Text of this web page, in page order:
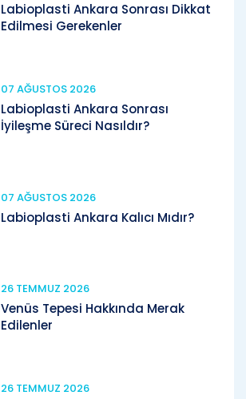
Labioplasti Ankara Sonrası Dikkat
Edilmesi Gerekenler
07 AĞUSTOS 2026
Labioplasti Ankara Sonrası
İyileşme Süreci Nasıldır?
07 AĞUSTOS 2026
Labioplasti Ankara Kalıcı Mıdır?
26 TEMMUZ 2026
Venüs Tepesi Hakkında Merak
Edilenler
26 TEMMUZ 2026